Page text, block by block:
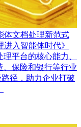
体文档处理新范式
入智能体时代》
平台的核心能力、
、保险和银行等行业
径，助力企业打破